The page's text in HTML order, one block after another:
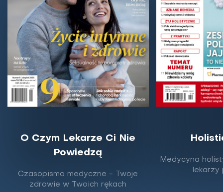
O Czym Lekarze Ci Nie
Powiedzą
Czasopismo medyczne - Twoje
zdrowie w Twoich rękach
Medycyna
lekarzy